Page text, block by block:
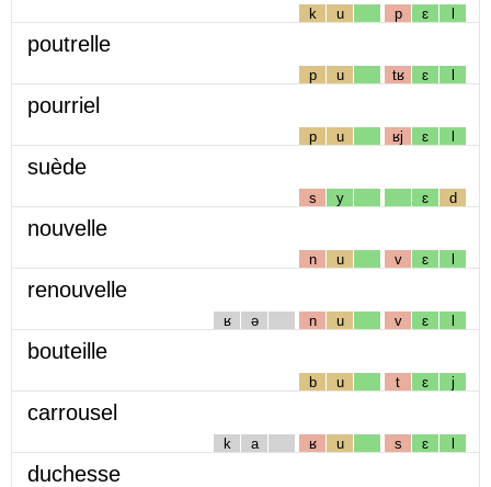
k u p ɛ l
poutrelle
p u tʁ ɛ l
pourriel
p u ʁj ɛ l
suède
s y ɛ d
nouvelle
n u v ɛ l
renouvelle
ʁ ə n u v ɛ l
bouteille
b u t ɛ j
carrousel
k a ʁ u s ɛ l
duchesse